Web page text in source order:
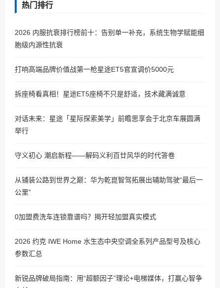
热门排行
2026 内服抗衰排行榜前十：告别单一补充，系统生物学赋能细
胞级内源性抗衰
打响高端品牌价值战第一枪星途ET5官宣调价5000元
拆座椅看真相！星途ET5座椅不只是舒适，技术藏满诚意
对话未来：星途「星际探索美学」前瞻思享会于北京车展圆满
举行
守义初心 潮启新程——解码义利百廿风华的时代答卷
从铺装公路到世界之巅：华为乾崑智驾拓展出辅助驾驶“最后一
公里”
0加盟费洗车连锁靠谱吗？揭开轻加盟真实模式
2026 约克 IWE Home 水生态中央空调全系列产品型号及核心
参数汇总
新锐品牌破局指南：用“超额因子”理论+电梯媒体，打赢心智争